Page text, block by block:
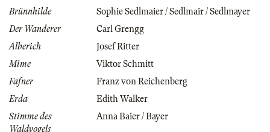
Brünnhilde
Sophie Sedlmaier / Sedlmair / Sedlmayer
Der Wanderer
Carl Grengg
Alberich
Josef Ritter
Mime
Viktor Schmitt
Fafner
Franz von Reichenberg
Erda
Edith Walker
Stimme des
Waldvogels
Anna Baier / Bayer